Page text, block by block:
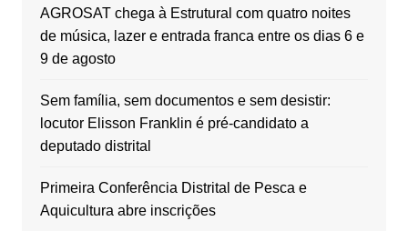
AGROSAT chega à Estrutural com quatro noites
de música, lazer e entrada franca entre os dias 6 e
9 de agosto
Sem família, sem documentos e sem desistir:
locutor Elisson Franklin é pré-candidato a
deputado distrital
Primeira Conferência Distrital de Pesca e
Aquicultura abre inscrições